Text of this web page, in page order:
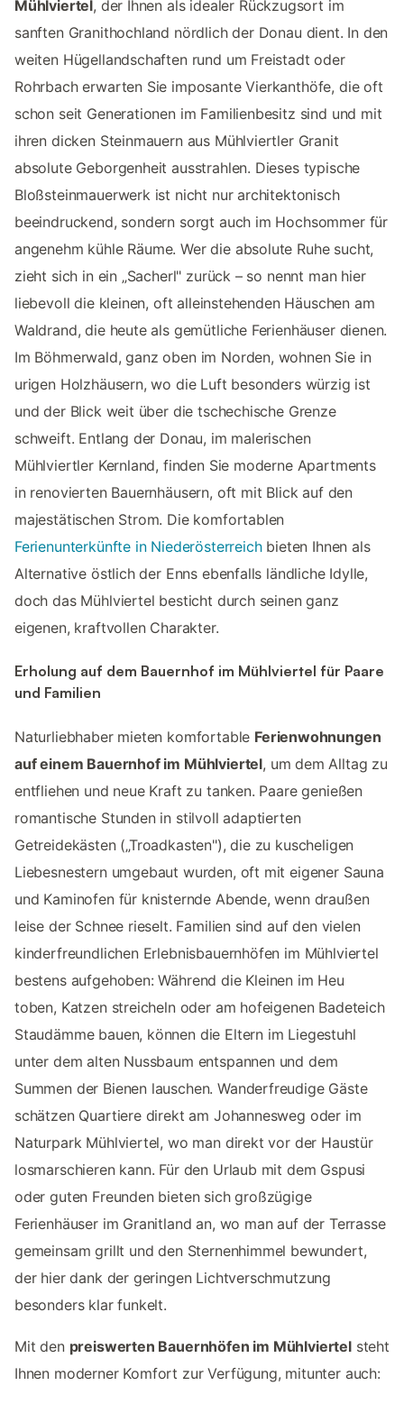
Mühlviertel, der Ihnen als idealer Rückzugsort im
sanften Granithochland nördlich der Donau dient. In den
weiten Hügellandschaften rund um Freistadt oder
Rohrbach erwarten Sie imposante Vierkanthöfe, die oft
schon seit Generationen im Familienbesitz sind und mit
ihren dicken Steinmauern aus Mühlviertler Granit
absolute Geborgenheit ausstrahlen. Dieses typische
Bloßsteinmauerwerk ist nicht nur architektonisch
beeindruckend, sondern sorgt auch im Hochsommer für
angenehm kühle Räume. Wer die absolute Ruhe sucht,
zieht sich in ein „Sacherl" zurück – so nennt man hier
liebevoll die kleinen, oft alleinstehenden Häuschen am
Waldrand, die heute als gemütliche Ferienhäuser dienen.
Im Böhmerwald, ganz oben im Norden, wohnen Sie in
urigen Holzhäusern, wo die Luft besonders würzig ist
und der Blick weit über die tschechische Grenze
schweift. Entlang der Donau, im malerischen
Mühlviertler Kernland, finden Sie moderne Apartments
in renovierten Bauernhäusern, oft mit Blick auf den
majestätischen Strom. Die komfortablen
Ferienunterkünfte in Niederösterreichbieten Ihnen als
Alternative östlich der Enns ebenfalls ländliche Idylle,
doch das Mühlviertel besticht durch seinen ganz
eigenen, kraftvollen Charakter.
Erholung auf dem Bauernhof im Mühlviertel für Paare
und Familien
Naturliebhaber mieten komfortable Ferienwohnungen
auf einem Bauernhof im Mühlviertel, um dem Alltag zu
entfliehen und neue Kraft zu tanken. Paare genießen
romantische Stunden in stilvoll adaptierten
Getreidekästen („Troadkasten"), die zu kuscheligen
Liebesnestern umgebaut wurden, oft mit eigener Sauna
und Kaminofen für knisternde Abende, wenn draußen
leise der Schnee rieselt. Familien sind auf den vielen
kinderfreundlichen Erlebnisbauernhöfen im Mühlviertel
bestens aufgehoben: Während die Kleinen im Heu
toben, Katzen streicheln oder am hofeigenen Badeteich
Staudämme bauen, können die Eltern im Liegestuhl
unter dem alten Nussbaum entspannen und dem
Summen der Bienen lauschen. Wanderfreudige Gäste
schätzen Quartiere direkt am Johannesweg oder im
Naturpark Mühlviertel, wo man direkt vor der Haustür
losmarschieren kann. Für den Urlaub mit dem Gspusi
oder guten Freunden bieten sich großzügige
Ferienhäuser im Granitland an, wo man auf der Terrasse
gemeinsam grillt und den Sternenhimmel bewundert,
der hier dank der geringen Lichtverschmutzung
besonders klar funkelt.
Mit den preiswerten Bauernhöfen im Mühlviertelsteht
Ihnen moderner Komfort zur Verfügung, mitunter auch: